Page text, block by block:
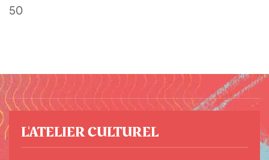
50
L'ATELIER CULTUREL